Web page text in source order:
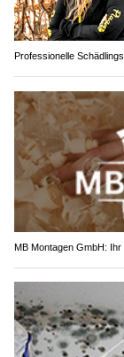
Professionelle
MB Montagen GmbH: